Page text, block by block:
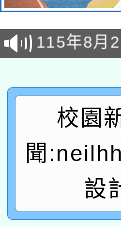
轉知經濟
業技術研
用水績優
動」
115年8月
桃園市孔
開 智慧啟
2026年桃
「2026桃
關事宜
轉知教育
國立臺灣
年度健康
業成長研
函轉國家
原住民族
族教育國
轉知教育
新北市政
師專業成
函轉國立
族語言臺
轉知有關
校園
聞
設